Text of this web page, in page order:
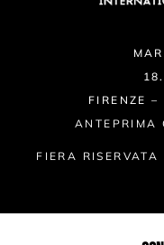
FIRENZE –
ANTEPRIMA
FIERA RISERVATA